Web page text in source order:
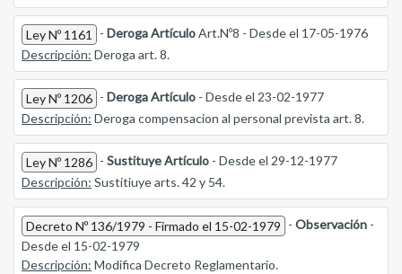
Ley Nº 1161 - Deroga ArtículoArt.Nº8 - Desde el 17-05-1976
Descripción: Deroga art. 8.
Ley Nº 1206 - Deroga Artículo - Desde el 23-02-1977
Descripción: Deroga compensacion al personal prevista art. 8.
Ley Nº 1286 - Sustituye Artículo - Desde el 29-12-1977
Descripción: Sustitiuye arts. 42 y 54.
Decreto Nº 136/1979 - Firmado el 15-02-1979 - Observación -
Desde el 15-02-1979
Descripción: Modifica Decreto Reglamentario.